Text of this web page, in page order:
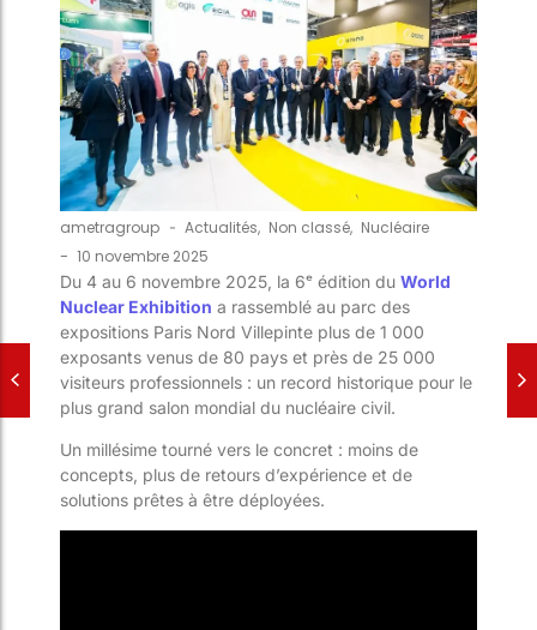
ametragroup - Actualités, Non classé, Nucléaire
- 10 novembre 2025
Du 4 au 6 novembre 2025, la 6ᵉ édition du World
Nuclear Exhibition a rassemblé au parc des
expositions Paris Nord Villepinte plus de 1 000
exposants venus de 80 pays et près de 25 000
visiteurs professionnels : un record historique pour le
plus grand salon mondial du nucléaire civil.
Un millésime tourné vers le concret : moins de
concepts, plus de retours d’expérience et de
solutions prêtes à être déployées.